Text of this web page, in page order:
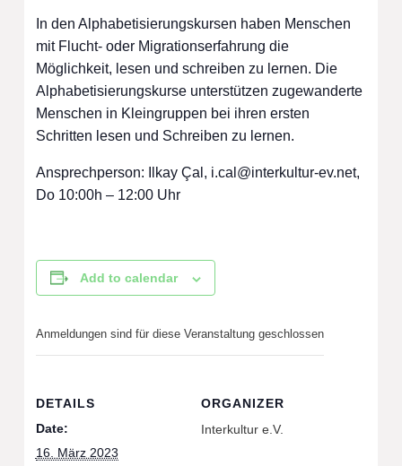
In den Alphabetisierungskursen haben Menschen
mit Flucht- oder Migrationserfahrung die
Möglichkeit, lesen und schreiben zu lernen. Die
Alphabetisierungskurse unterstützen zugewanderte
Menschen in Kleingruppen bei ihren ersten
Schritten lesen und Schreiben zu lernen.
Ansprechperson: Ilkay Çal, i.cal@interkultur-ev.net,
Do 10:00h – 12:00 Uhr
Add to calendar
DETAILS
Date:
16. März 2023
ORGANIZER
Interkultur e.V.
Anmeldungen sind für diese Veranstaltung geschlossen